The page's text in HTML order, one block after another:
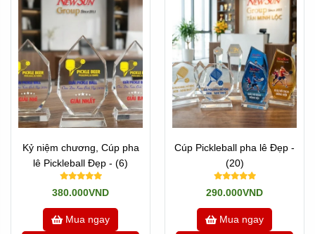
Kỷ niệm chương, Cúp pha
lê Pickleball Đẹp - (6)
380.000VND
Mua ngay
Cúp Pickleball pha lê Đẹp -
(20)
290.000VND
Mua ngay